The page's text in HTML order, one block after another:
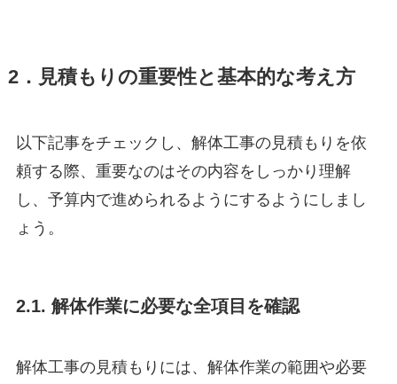
2．見積もりの重要性と基本的な考え方
以下記事をチェックし、解体工事の見積もりを依
頼する際、重要なのはその内容をしっかり理解
し、予算内で進められるようにするようにしまし
ょう。
2.1. 解体作業に必要な全項目を確認
解体工事の見積もりには、解体作業の範囲や必要